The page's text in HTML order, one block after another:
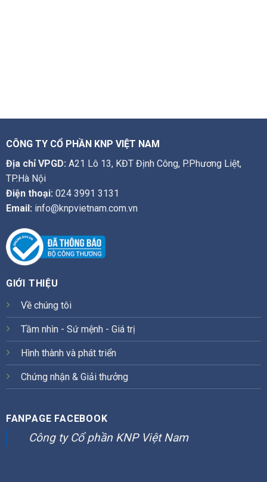
CÔNG TY CỔ PHẦN KNP VIỆT NAM
Địa chỉ VPGD: A21 Lô 13, KĐT Định Công, P.Phương Liệt,
TP.Hà Nội
Điện thoại: 024 3991 3131
Email: info@knpvietnam.com.vn
GIỚI THIỆU
Về chúng tôi
Tầm nhìn - Sứ mệnh - Giá trị
Hình thành và phát triển
Chứng nhận & Giải thưởng
FANPAGE FACEBOOK
Công ty Cổ phần KNP Việt Nam